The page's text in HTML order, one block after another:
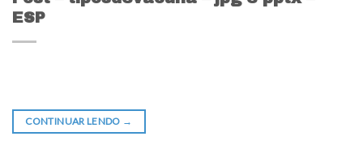
ESP
CONTINUAR LENDO →